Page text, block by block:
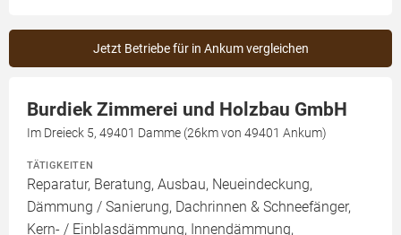
Jetzt Betriebe für in Ankum vergleichen
Burdiek Zimmerei und Holzbau GmbH
Im Dreieck 5, 49401 Damme (26km von 49401 Ankum)
TÄTIGKEITEN
Reparatur, Beratung, Ausbau, Neueindeckung,
Dämmung / Sanierung, Dachrinnen & Schneefänger,
Kern- / Einblasdämmung, Innendämmung,